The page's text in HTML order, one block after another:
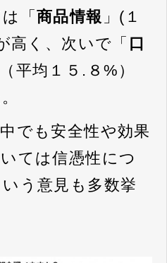
「 商品情報 」(１
高く、次いで「 口
（平均１５.８%）
でも安全性や効果
ては信憑性につ
う意見も多数挙